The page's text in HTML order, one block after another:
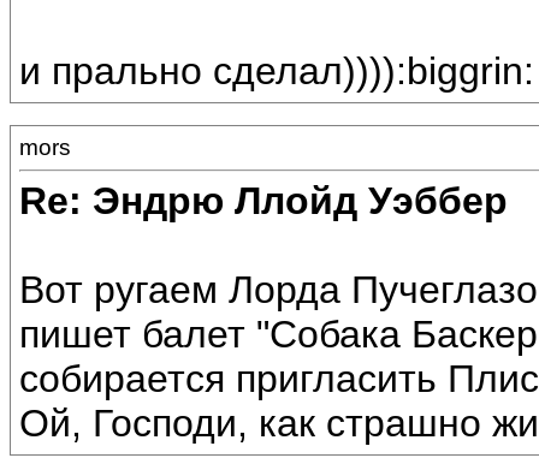
и прально сделал)))):biggrin:
mors
Re: Эндрю Ллойд Уэббер
Вот ругаем Лорда
пишет балет "Собака
собирается пригласить
Ой, Господи, как страшно